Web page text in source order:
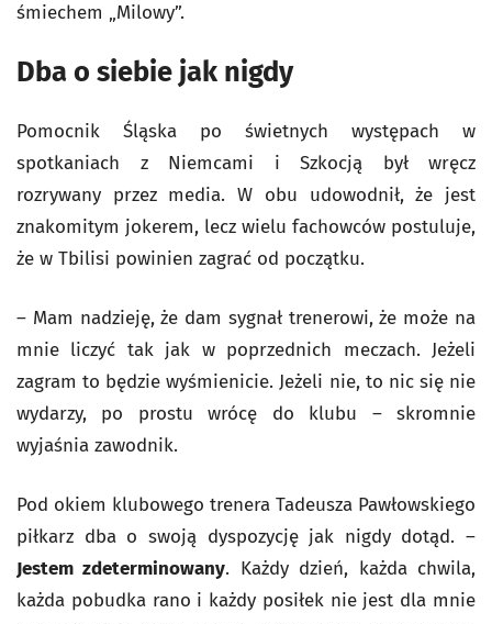
śmiechem „Milowy”.
Dba o siebie jak nigdy
Pomocnik Śląska po świetnych występach w
spotkaniach z Niemcami i Szkocją był wręcz
rozrywany przez media. W obu udowodnił, że jest
znakomitym jokerem, lecz wielu fachowców postuluje,
że w Tbilisi powinien zagrać od początku.
– Mam nadzieję, że dam sygnał trenerowi, że może na
mnie liczyć tak jak w poprzednich meczach. Jeżeli
zagram to będzie wyśmienicie. Jeżeli nie, to nic się nie
wydarzy, po prostu wrócę do klubu – skromnie
wyjaśnia zawodnik.
Pod okiem klubowego trenera Tadeusza Pawłowskiego
piłkarz dba o swoją dyspozycję jak nigdy dotąd. –
Jestem zdeterminowany. Każdy dzień, każda chwila,
każda pobudka rano i każdy posiłek nie jest dla mnie